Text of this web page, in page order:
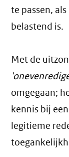
te passen,
belastend is.
Met de
omgegaan;
kennis bij
legitieme